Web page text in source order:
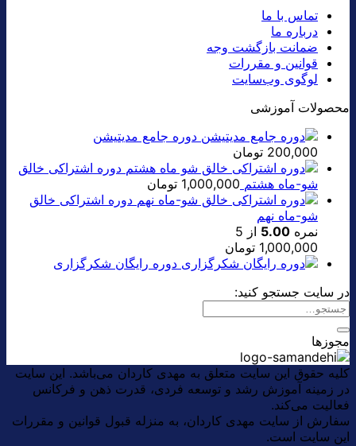
تماس با ما
درباره ما
ضمانت بازگشت وجه
قوانین و مقررات
لوگوی وب‌سایت
محصولات آموزشی
دوره جامع مدیتیشن
200,000 تومان
دوره اشتراکی خالق
شو-ماه هشتم 1,000,000 تومان
دوره اشتراکی خالق
شو-ماه نهم
نمره 5.00 از 5
1,000,000 تومان
دوره رایگان شکرگزاری
در سایت جستجو کنید:
مجوزها
کلیه حقوق این سایت متعلق به مهدی کاردان می‌باشد. این سایت
در زمینه آموزش رشد و توسعه فردی، قدرت ذهن و فرکانس
فعالیت می‌کند.
سفارش از سایت مهدی کاردان، به منزله قبول قوانین و مقررات
این سایت است.